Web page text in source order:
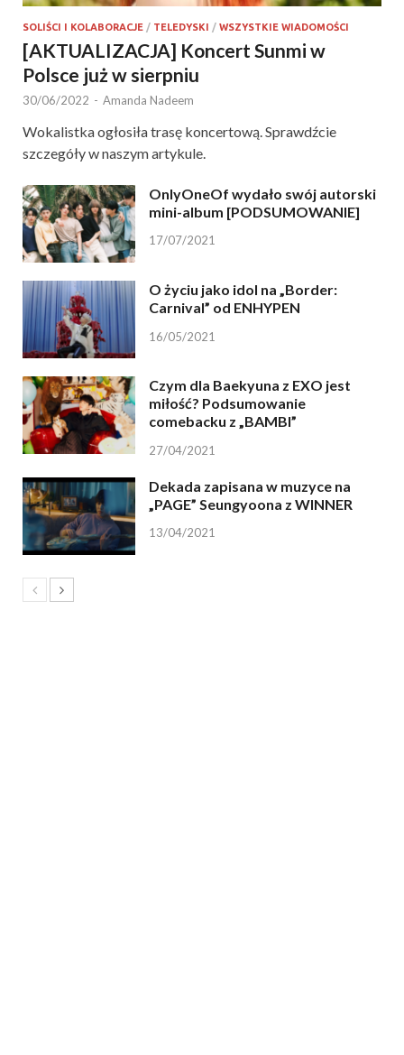
SOLIŚCI I KOLABORACJE / TELEDYSKI / WSZYSTKIE WIADOMOŚCI
[AKTUALIZACJA] Koncert Sunmi w
Polsce już w sierpniu
30/06/2022 - Amanda Nadeem
Wokalistka ogłosiła trasę koncertową. Sprawdźcie
szczegóły w naszym artykule.
OnlyOneOf wydało swój autorski
mini-album [PODSUMOWANIE]
17/07/2021
O życiu jako idol na „Border:
Carnival” od ENHYPEN
16/05/2021
Czym dla Baekyuna z EXO jest
miłość? Podsumowanie
comebacku z „BAMBI”
27/04/2021
Dekada zapisana w muzyce na
„PAGE” Seungyoona z WINNER
13/04/2021